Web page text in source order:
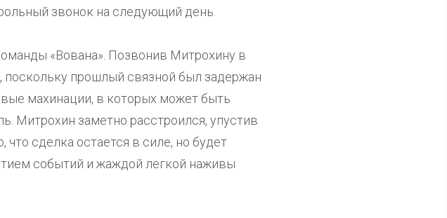
звонок на следующий день.
«Вована». Позвонив Митрохину в
поскольку прошлый связной был задержан
махинации, в которых может быть
Митрохин заметно расстроился, упустив
сделка остается в силе, но будет
событий и жаждой легкой наживы